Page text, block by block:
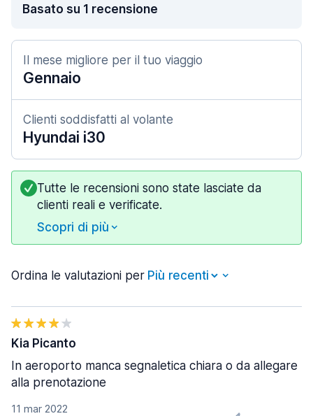
Basato su 1 recensione
Il mese migliore per il tuo viaggio
Gennaio
Clienti soddisfatti al volante
Hyundai i30
Tutte le recensioni sono state lasciate da
clienti reali e verificate.
Scopri di più
Ordina le valutazioni per
11 mar 2022
Kia Picanto
In aeroporto manca segnaletica chiara o da allegare
alla prenotazione